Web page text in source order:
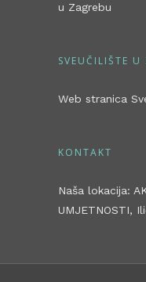
u Zagrebu
SVEUČILIŠTE U
Web stranica
KONTAKT
Naša lokacija:
UMJETNOSTI,